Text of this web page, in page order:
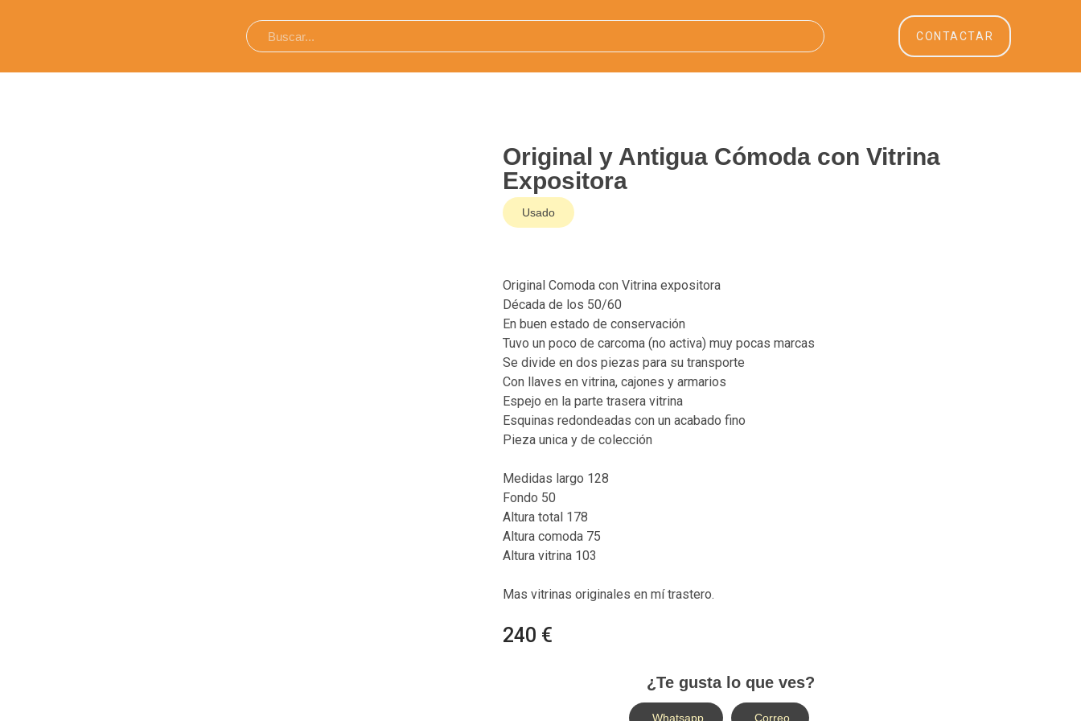
CONTACTAR
Original y Antigua Cómoda con Vitrina
Expositora
Usado
Original Comoda con Vitrina expositora
Década de los 50/60
En buen estado de conservación
Tuvo un poco de carcoma (no activa) muy pocas marcas
Se divide en dos piezas para su transporte
Con llaves en vitrina, cajones y armarios
Espejo en la parte trasera vitrina
Esquinas redondeadas con un acabado fino
Pieza unica y de colección
Medidas largo 128
Fondo 50
Altura total 178
Altura comoda 75
Altura vitrina 103
Mas vitrinas originales en mí trastero.
240 €
¿Te gusta lo que ves?
Whatsapp Correo